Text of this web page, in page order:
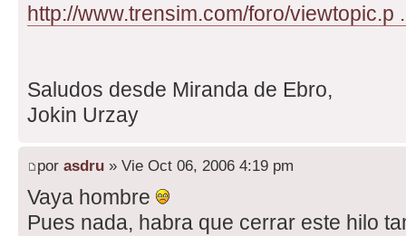
http://www.trensim.com/foro/viewtopic.p
Saludos desde Miranda de Ebro,
Jokin Urzay
por asdru » Vie Oct 06, 2006 4:19 pm
Vaya hombre
Pues nada, habra que cerrar este hilo